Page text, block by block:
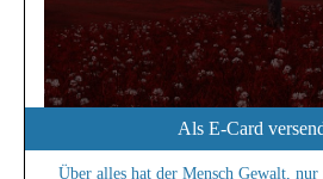
Als E-Card
Über alles hat der Mensch Gewalt,